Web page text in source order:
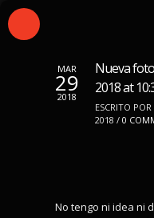
MAR
29
2018
Nueva
2018 at
ESCRITO
2018 / 0
No tengo ni idea ni